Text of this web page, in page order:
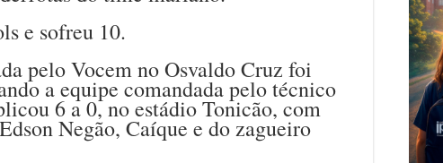
e sofreu 10.
pelo Vocem no Osvaldo Cruz foi
a equipe comandada pelo técnico
6 a 0, no estádio Tonicão, com
Negão, Caíque e do zagueiro